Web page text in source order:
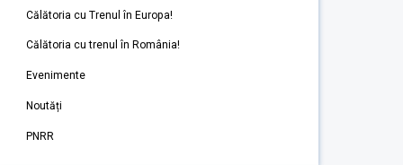
Călătoria cu Trenul în Europa!
Călătoria cu trenul în România!
Evenimente
Noutăți
PNRR